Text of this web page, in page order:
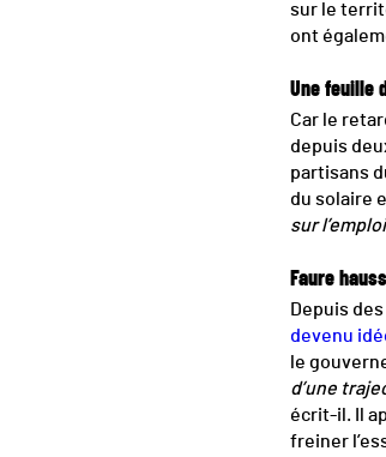
sur le
ont
Une feuille
Car le
depuis
partisans
du solaire
sur
Faure
Depuis
devenu
le
d’une
écrit-il. Il
freiner